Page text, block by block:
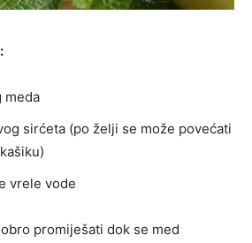
meda
sirćeta (po želji se može povećati
vrele vode
promiješati dok se med